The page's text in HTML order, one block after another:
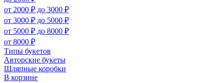
от 2000 ₽ до 3000 ₽
от 3000 ₽ до 5000 ₽
от 5000 ₽ до 8000 ₽
от 8000 ₽
Типы букетов
Авторские букеты
Шляпные коробки
В корзине